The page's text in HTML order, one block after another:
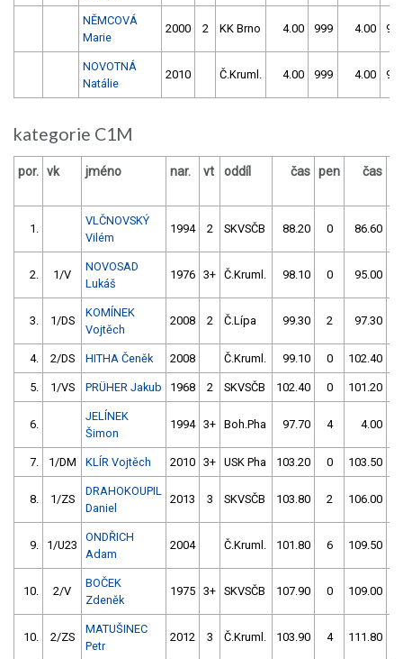
NĚMCOVÁ
Marie
2000 2 KK Brno 4.00 999 4.00
NOVOTNÁ
Natálie
2010 Č.Kruml. 4.00 999 4.00
kategorie C1M
por. vk jméno nar. vt oddíl čas pen čas
1.
VLČNOVSKÝ
Vilém
1994 2 SKVSČB 88.20 0 86.60
2. 1/V
NOVOSAD
Lukáš
1976 3+ Č.Kruml. 98.10 0 95.00
3. 1/DS
KOMÍNEK
Vojtěch
2008 2 Č.Lípa 99.30 2 97.30
4. 2/DS HITHA Čeněk 2008 Č.Kruml. 99.10 0 102.40
5. 1/VS PRÜHER Jakub 1968 2 SKVSČB 102.40 0 101.20
6.
JELÍNEK
Šimon
1994 3+ Boh.Pha 97.70 4 4.00
7. 1/DM KLÍR Vojtěch 2010 3+ USK Pha 103.20 0 103.50
8. 1/ZS
DRAHOKOUPIL
Daniel
2013 3 SKVSČB 103.80 2 106.00
9. 1/U23
ONDŘICH
Adam
2004 Č.Kruml. 101.80 6 109.50
10. 2/V
BOČEK
Zdeněk
1975 3+ SKVSČB 107.90 0 109.00
10. 2/ZS
MATUŠINEC
Petr
2012 3 Č.Kruml. 103.90 4 111.80